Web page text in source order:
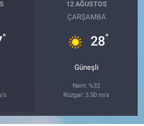
°
s
12 AĞUSTOS
ÇARŞAMBA
28°
Güneşli
Nem: %32
Rüzgar: 3.50 m/s